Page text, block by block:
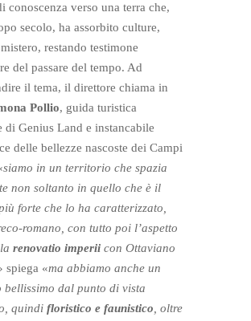
conoscenza verso una terra che,
secolo, ha assorbito culture,
restando testimone
del passare del tempo. Ad
il tema, il direttore chiama in
Pollio, guida turistica
di Genius Land e instancabile
delle bellezze nascoste dei Campi
siamo in un territorio che spazia
non soltanto in quello che è il
forte che lo ha caratterizzato,
romano, con tutto poi l’aspetto
renovatio imperiicon Ottaviano
spiega «ma abbiamo anche un
dal punto di vista
quindi floristico e faunistico, oltre